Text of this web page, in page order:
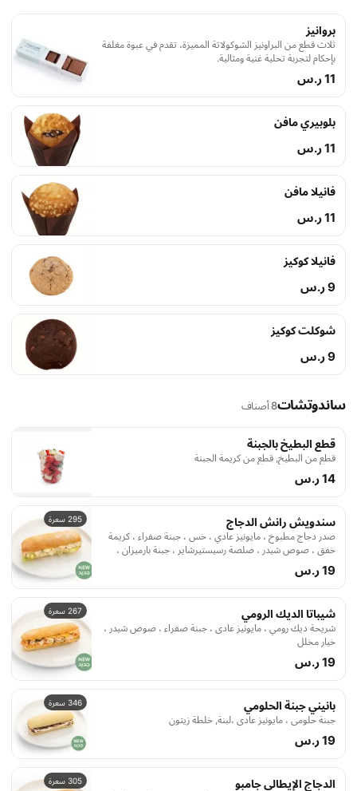
بروانيز
ثلاث قطع من البراونيز الشوكولاتة المميزة، تقدم في عبوة مغلفة
بإحكام لتجربة تحلية غنية ومثالية.
11 ر.س
بلوبيري مافن
11 ر.س
فانيلا مافن
11 ر.س
فانيلا كوكيز
9 ر.س
شوكلت كوكيز
9 ر.س
ساندوتشات8 أصناف
قطع البطيخ بالجبنة
قطع من البطيخ, قطع من كريمة الجبنة
14 ر.س
295 سعرة سندويش رانش الدجاج
صدر دجاج مطبوخ ، مايونيز عادي ، خس ، جبنة صفراء ، كريمة
خفق ، صوص شيدر ، صلصة رسيستيرشاير ، جبنة بارميزان ،
بهارات فلفل أبيض ، بقدونس طازج ، مسحوق ثوم ، مسحوق
فلفل أحمر حار ، شبت طازج.
19 ر.س
267 سعرة شيباتا الديك الرومي
شريحة ديك رومي ، مايونيز عادى ، جبنة صفراء ، صوص شيدر ،
خيار مخلل
19 ر.س
346 سعرة بانيني جبنة الحلومي
جبنة حلومي ، مايونيز عادي ،لبنة, خلطة زيتون
19 ر.س
305 سعرة الدجاج الإيطالي جامبو